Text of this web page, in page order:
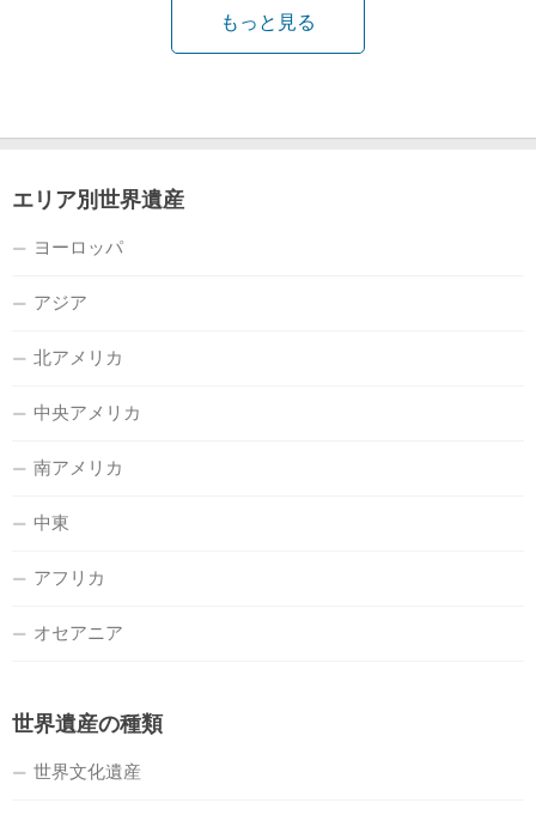
もっと見る
エリア別世界遺産
ヨーロッパ
アジア
北アメリカ
中央アメリカ
南アメリカ
中東
アフリカ
オセアニア
世界遺産の種類
世界文化遺産